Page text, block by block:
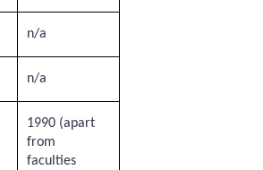
n/a
n/a
1990 (apart
from
faculties